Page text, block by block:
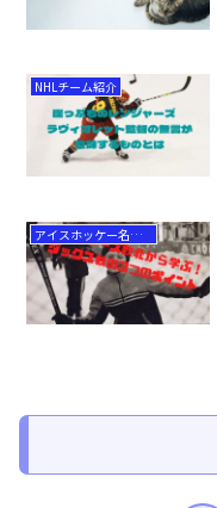
NHLチーム紹介
アイスホッケー名勝負